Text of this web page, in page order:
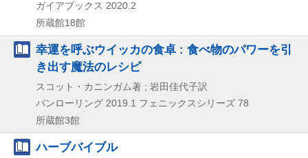
ガイアブックス 2020.2
所蔵館18館
幸運を呼ぶウイッカの食卓 : 食べ物のパワーを引
き出す魔法のレシピ
スコット・カニンガム著 ; 岩田佳代子訳
パンローリング 2019.1 フェニックスシリーズ 78
所蔵館3館
ハーブバイブル